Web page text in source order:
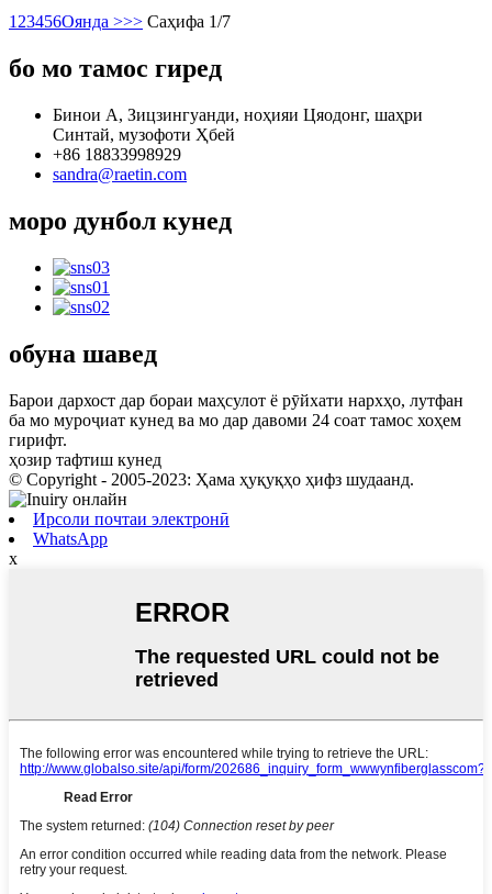
123456Оянда >>> Саҳифа 1/7
бо мо тамос гиред
Бинои А, Зицзингуанди, ноҳияи Цяодонг, шаҳри
Синтай, музофоти Ҳбей
+86 18833998929
sandra@raetin.com
моро дунбол кунед
обуна шавед
Барои дархост дар бораи маҳсулот ё рӯйхати нархҳо, лутфан
ба мо муроҷиат кунед ва мо дар давоми 24 соат тамос хоҳем
гирифт.
ҳозир тафтиш кунед
© Copyright - 2005-2023: Ҳама ҳуқуқҳо ҳифз шудаанд.
Ирсоли почтаи электронӣ
WhatsApp
x